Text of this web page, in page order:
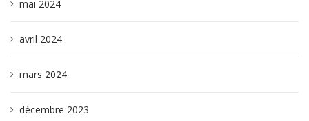
mai 2024
avril 2024
mars 2024
décembre 2023